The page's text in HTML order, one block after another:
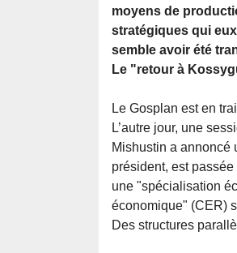
moyens de
stratégiques qui
semble avoir été
Le "retour à
Le Gosplan est en
L’autre jour, une
Mishustin a annoncé
président, est
une "spécialisation
économique" (CER)
Des structures